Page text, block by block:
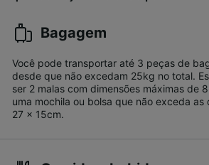
Bagagem
Você pode transportar até 3 peças de
desde que não excedam 25kg no total.
ser 2 malas com dimensões máximas de
uma mochila ou bolsa que não exceda
27 x 15cm.